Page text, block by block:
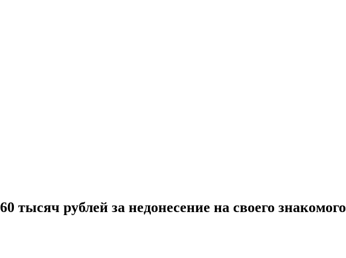
тысяч рублей за недонесение на своего знакомого